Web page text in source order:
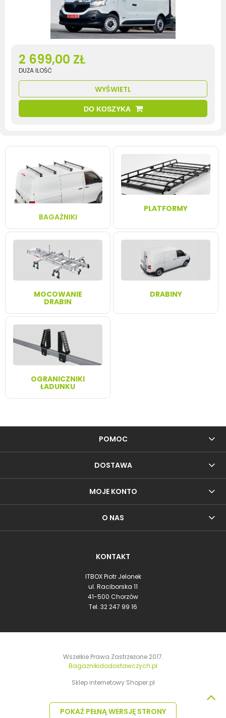
2 699,00 ZŁ
DUŻA ILOŚĆ
WYŚWIETL
DO KOSZYKA
BAGAŻNIKI
PLATFORMY
MOCOWANIE
DRABIN
DRABINY
OGRANICZNIKI
ŁADUNKU
POMOC
DOSTAWA
MOJE KONTO
O NAS
KONTAKT
ITBOX Piotr Jelonek
ul. Raciborska 11
41-500 Chorzów
Tel. 32 247 99 16
Wszelkie Prawa Zastrzeżone 2017.
Bagaznikidodostawczych.pl
Sklep internetowy Shoper.pl
POKAŻ PEŁNĄ WERSJĘ STRONY